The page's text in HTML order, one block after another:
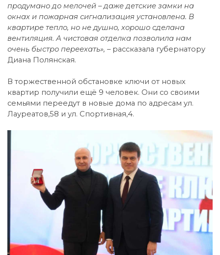
продумано до мелочей – даже детские замки на
окнах и пожарная сигнализация установлена. В
квартире тепло, но не душно, хорошо сделана
вентиляция. А чистовая отделка позволила нам
очень быстро переехать», – рассказала губернатору
Диана Полянская.
В торжественной обстановке ключи от новых
квартир получили ещё 9 человек. Они со своими
семьями переедут в новые дома по адресам ул.
Лауреатов,58 и ул. Спортивная,4.